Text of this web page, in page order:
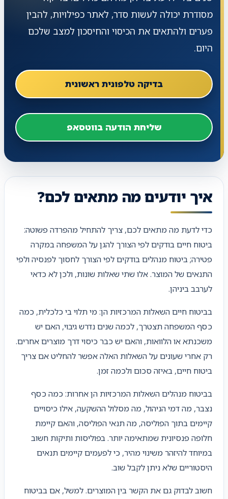
מסודרת יכולה לעשות סדר, לאתר כפילויות, להבין
פערים ולהתאים את הכיסוי והחיסכון למצב שלכם
היום.
בדיקה טלפונית ראשונית
שליחת הודעה בווטסאפ
איך יודעים מה מתאים לכם?
כדי לדעת מה מתאים לכם, צריך להתחיל מהפרדה פשוטה:
ביטוח חיים בודקים לפי הצורך להגן על המשפחה במקרה
פטירה; ביטוח מנהלים בודקים לפי הצורך לחסוך לפנסיה ולפי
התנאים של המוצר. אלו שתי שאלות שונות, ולכן לא כדאי
לערבב ביניהן.
בביטוח חיים השאלות המרכזיות הן: מי תלוי בי כלכלית, כמה
כסף המשפחה תצטרך, לכמה שנים נדרש גיבוי, האם יש
משכנתא או הלוואות, והאם יש כבר כיסוי דרך מוצרים אחרים.
רק אחרי שעונים על השאלות האלה אפשר להחליט אם צריך
ביטוח חיים, באיזה סכום ולכמה זמן.
בביטוח מנהלים השאלות המרכזיות הן אחרות: כמה כסף
נצבר, מה דמי הניהול, מה מסלול ההשקעה, אילו כיסויים
קיימים בתוך הפוליסה, מה תנאי הפוליסה, והאם קיימת
חלופה פנסיונית שמתאימה יותר. בפוליסות ותיקות חשוב
במיוחד להיזהר משינוי מהיר, כי לפעמים קיימים תנאים
היסטוריים שלא ניתן לקבל שוב.
חשוב לבדוק גם את הקשר בין המוצרים. למשל, אם בביטוח